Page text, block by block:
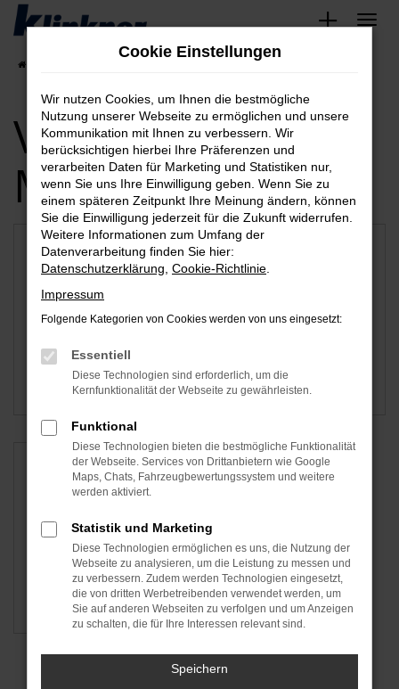
Zum
springen
Verfügbare
Marken
Audi VW
Škoda
Cookie Einstellungen
Wir nutzen Cookies, um Ihnen die bestmögliche
Nutzung unserer Webseite zu ermöglichen und unsere
Kommunikation mit Ihnen zu verbessern. Wir
berücksichtigen hierbei Ihre Präferenzen und
verarbeiten Daten für Marketing und Statistiken nur,
wenn Sie uns Ihre Einwilligung geben. Wenn Sie zu
einem späteren Zeitpunkt Ihre Meinung ändern, können
Sie die Einwilligung jederzeit für die Zukunft widerrufen.
Weitere Informationen zum Umfang der
Datenverarbeitung finden Sie hier:
Datenschutzerklärung Cookie-Richtlinie
Impressum
Folgende Kategorien von Cookies werden von uns eingesetzt:
Essentiell
Diese Technologien sind erforderlich, um die
Kernfunktionalität der Webseite zu gewährleisten.
Funktional
Diese Technologien bieten die bestmögliche Funktionalität
der Webseite. Services von Drittanbietern wie Google
Maps, Chats, Fahrzeugbewertungssystem und weitere
werden aktiviert.
Statistik und Marketing
Diese Technologien ermöglichen es uns, die Nutzung der
Webseite zu analysieren, um die Leistung zu messen und
zu verbessern. Zudem werden Technologien eingesetzt,
die von dritten Werbetreibenden verwendet werden, um
Sie auf anderen Webseiten zu verfolgen und um Anzeigen
zu schalten, die für Ihre Interessen relevant sind.
Speichern